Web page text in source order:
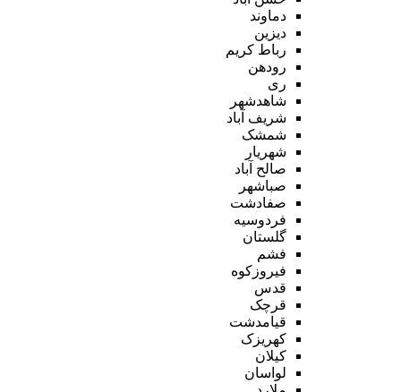
دماوند
دیزین
رباط کریم
رودهن
ری
شاهدشهر
شریف آباد
شمشک
شهریار
صالح آباد
صباشهر
صفادشت
فردوسیه
گلستان
فشم
فیروزکوه
قدس
قرچک
قیامدشت
کهریزک
کیلان
لواسان